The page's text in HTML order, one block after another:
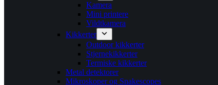
Kamera
Mini printere
Vildtkamera
Kikkerter
Outdoor kikkerter
Stjernekikkerter
Termiske kikkerter
Metal detektorer
Mikroskoper og Snakescopes